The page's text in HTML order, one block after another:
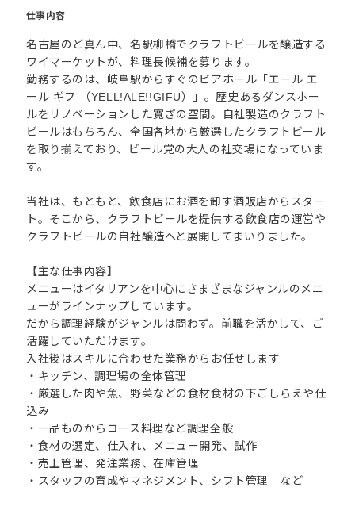
仕事内容
名古屋のど真ん中、名駅柳橋でクラフトビールを醸造する
ワイマーケットが、料理長候補を募ります。
勤務するのは、岐阜駅からすぐのビアホール「エール エ
ール ギフ （YELL!ALE!!GIFU）」。歴史あるダンスホー
ルをリノベーションした寛ぎの空間。自社製造のクラフト
ビールはもちろん、全国各地から厳選したクラフトビール
を取り揃えており、ビール党の大人の社交場になっていま
す。
当社は、もともと、飲食店にお酒を卸す酒販店からスター
ト。そこから、クラフトビールを提供する飲食店の運営や
クラフトビールの自社醸造へと展開してまいりました。
【主な仕事内容】
メニューはイタリアンを中心にさまざまなジャンルのメニ
ューがラインナップしています。
だから調理経験がジャンルは問わず。前職を活かして、ご
活躍していただけます。
入社後はスキルに合わせた業務からお任せします
・キッチン、調理場の全体管理
・厳選した肉や魚、野菜などの食材食材の下ごしらえや仕
込み
・一品ものからコース料理など調理全般
・食材の選定、仕入れ、メニュー開発、試作
・売上管理、発注業務、在庫管理
・スタッフの育成やマネジメント、シフト管理 など